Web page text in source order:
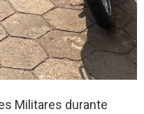
Militares durante